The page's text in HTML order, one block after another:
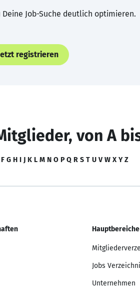
Job-Suche deutlich optimieren.
registrieren
von A
F G H I J K L M N O P Q R S T U V W X Y Z
Hauptbereiche
Jobs
Unternehmen